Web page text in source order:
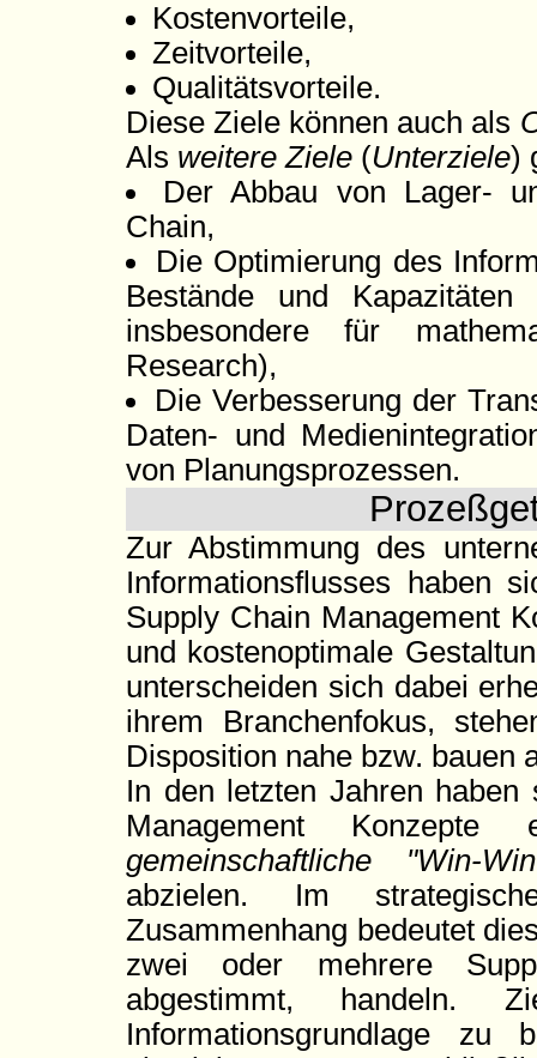
Kostenvorteile,
Zeitvorteile,
Qualitätsvorteile.
Diese Ziele können auch als
Als weitere Ziele (Unterziele)
Der Abbau von Lager-
Chain,
Die Optimierung des
Bestände und
insbesondere für
Research),
Die Verbesserung der
Daten- und
von Planungsprozessen.
Zur Abstimmung des
Informationsflusses haben
Supply Chain Management
und kostenoptimale
unterscheiden sich dabei
ihrem Branchenfokus,
Disposition nahe bzw. bauen
In den letzten Jahren
Management
gemeinschaftliche "Win-
abzielen. Im
Zusammenhang bedeutet
zwei oder mehrere
abgestimmt, handeln.
Informationsgrundlage zu